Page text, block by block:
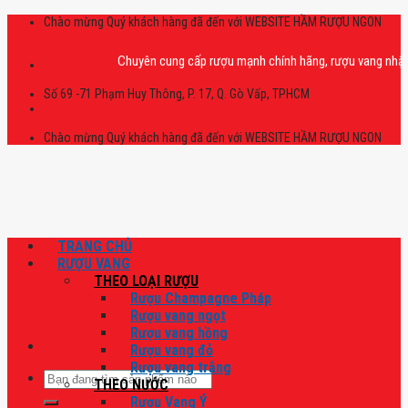
Skip
Chào mừng Quý khách hàng đã đến với WEBSITE HẦM RƯỢU NGON
Chuyên cung cấp rượu mạnh chính hãng, rượu vang nhập
Số 69 -71 Phạm Huy Thông, P. 17, Q. Gò Vấp, TPHCM
Chào mừng Quý khách hàng đã đến với WEBSITE HẦM RƯỢU NGON
Tìm
kiếm:
TRANG CHỦ
RƯỢU VANG
THEO LOẠI RƯỢU
Rượu Champagne Pháp
Rượu vang ngọt
Rượu vang hồng
Rượu vang đỏ
Rượu vang trắng
THEO NƯỚC
Rượu Vang Ý